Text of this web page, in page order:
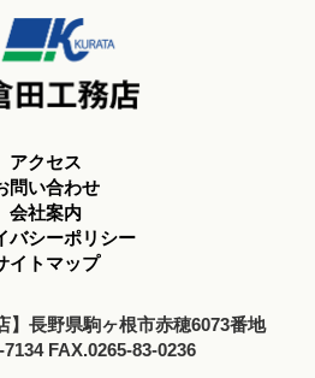
アクセス
問い合わせ
会社案内
バシーポリシー
イトマップ
】長野県駒ヶ根市赤穂6073番地
FAX.0265-83-0236